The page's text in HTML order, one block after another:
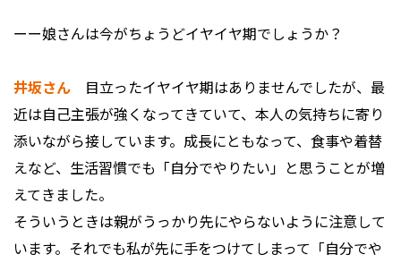
ーー娘さんは今がちょうどイヤイヤ期でしょうか？
井坂さん 目立ったイヤイヤ期はありませんでしたが、最
近は自己主張が強くなってきていて、本人の気持ちに寄り
添いながら接しています。成長にともなって、食事や着替
えなど、生活習慣でも「自分でやりたい」と思うことが増
えてきました。
そういうときは親がうっかり先にやらないように注意して
います。それでも私が先に手をつけてしまって「自分でや